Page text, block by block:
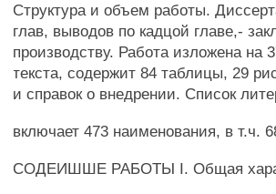
Структура и объем работы.
глав, выводов по кадцой главе,-
производству. Работа изложена на
текста, содержит 84 таблицы, 29
и справок о внедрении. Список
включает 473 наименования, в т.ч.
СОДЕИШШЕ РАБОТЫ I. Общая